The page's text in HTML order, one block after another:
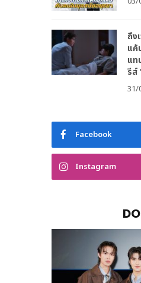
ถึง
แค้
แท
รีส์
31/
Facebook
Instagram